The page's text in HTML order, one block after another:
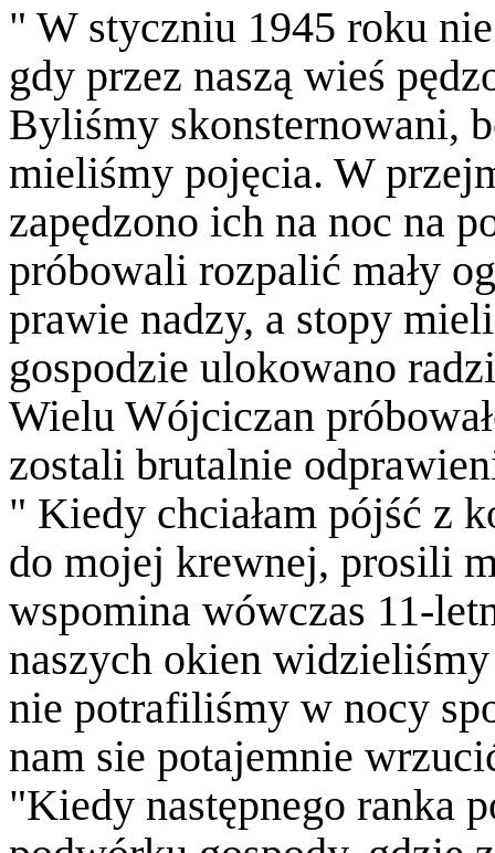
" W styczniu 1945 roku
gdy przez naszą wieś
Byliśmy skonsternowani,
mieliśmy pojęcia. W
zapędzono ich na noc na
próbowali rozpalić mały
prawie nadzy, a stopy
gospodzie ulokowano
Wielu Wójciczan
zostali brutalnie
" Kiedy chciałam pójść z
do mojej krewnej, prosili
wspomina wówczas 11-
naszych okien
nie potrafiliśmy w nocy
nam sie potajemnie
"Kiedy następnego ranka